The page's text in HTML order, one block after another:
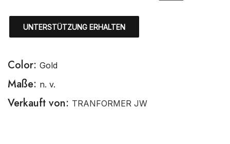
UNTERSTÜTZUNG ERHALTEN
Color: Gold
Maße: n. v.
Verkauft von: TRANFORMER JW